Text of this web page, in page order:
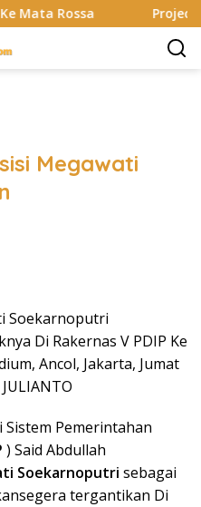
Rossa Project Pop
Megawati
Soekarnoputri
Di Rakernas V PDIP Ke
Ancol, Jakarta, Jumat
Sistem Pemerintahan
) Said Abdullah
Soekarnoputri sebagai
tergantikan Di